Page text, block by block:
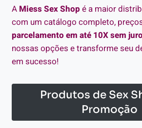
A Miess Sex Shop é a maior
com um catálogo completo,
parcelamento em até 10X sem
nossas opções e transforme seu
em sucesso!
Produtos de Sex
Promoção